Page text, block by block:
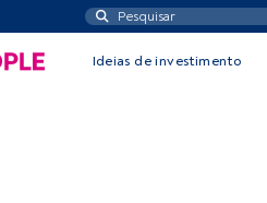
Ideias de investimento